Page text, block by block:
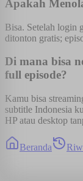
Apakah
Bisa. Setelah login
ditonton gratis;
Di mana bisa
full episode?
Kamu bisa
subtitle Indonesia
HP atau desktop
Beranda